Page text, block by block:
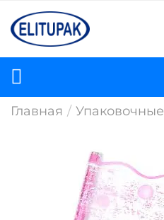
Главная /